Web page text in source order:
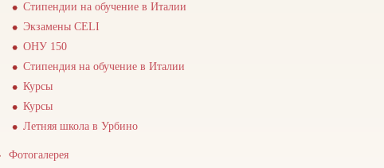
Стипендии на обучение в Италии
Экзамены CELI
ОНУ 150
Стипендия на обучение в Италии
Курсы
Курсы
Летняя школа в Урбино
Фотогалерея